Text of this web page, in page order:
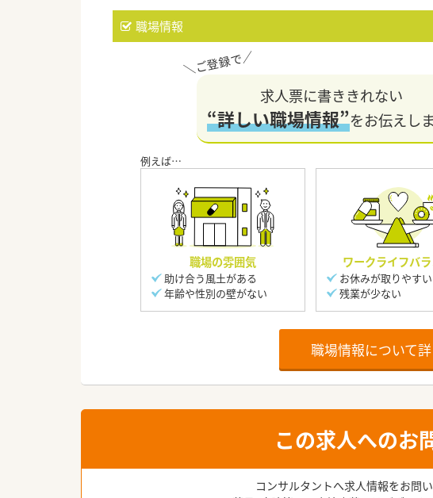
職場情報
求人票に書ききれない
“詳しい職場情報”をお伝えしま
職場の雰囲気
助け合う風土がある
年齢や性別の壁がない
ワークライフバ
お休みが取りやすい
残業が少ない
職場情報について
この求人へのお
コンサルタントへ求人情報をお問